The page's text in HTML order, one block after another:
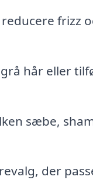
frizz
hår eller
sæbe,
der